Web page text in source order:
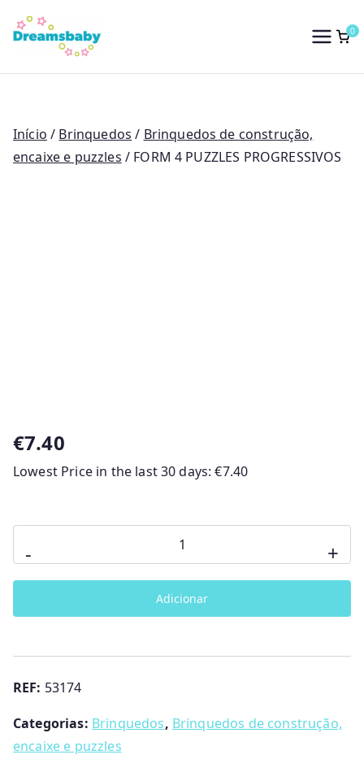
para
conteúdo
Dreams Baby
0
Início / Brinquedos / Brinquedos de construção,
encaixe e puzzles / FORM 4 PUZZLES PROGRESSIVOS
€7.40
Lowest Price in the last 30 days:€7.40
-
de
FORM
+
Adicionar
REF: 53174
Categorias: Brinquedos, Brinquedos de construção,
encaixe e puzzles